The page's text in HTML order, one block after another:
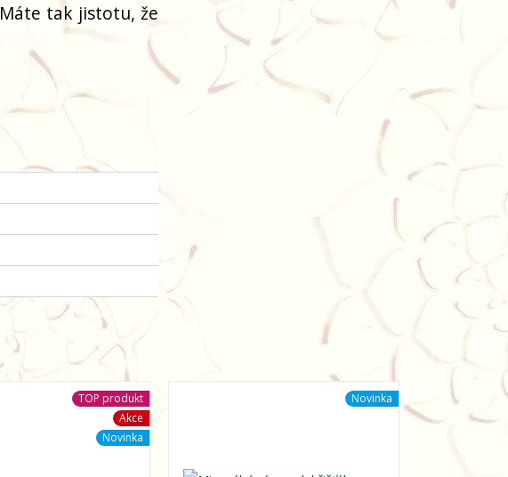
Máte tak jistotu, že
TOP produkt
Akce
Novinka
Novinka